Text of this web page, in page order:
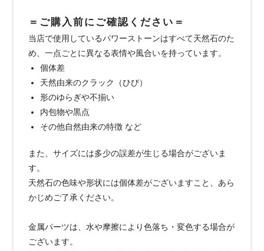
＝ご購入前にご確認ください＝
当店で使用しているパワーストーンはすべて天然石のた
め、一点ごとに異なる表情や風合いを持っています。
個体差
天然由来のクラック（ひび）
形のゆらぎや不揃い
内包物や黒点
その他自然由来の特徴 など
また、サイズには多少の誤差が生じる場合がございま
す。
天然石の色味や形状には個体差がございますこと、あら
かじめご了承ください。
金属パーツは、水や摩擦により色落ち・変色する場合が
ございます。